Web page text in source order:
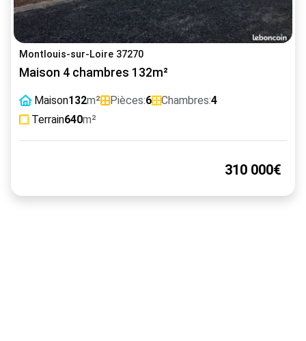
Montlouis-sur-Loire 37270
Maison 4 chambres 132m²
Maison132m² Pièces:6 Chambres:4
Terrain640m²
310 000€